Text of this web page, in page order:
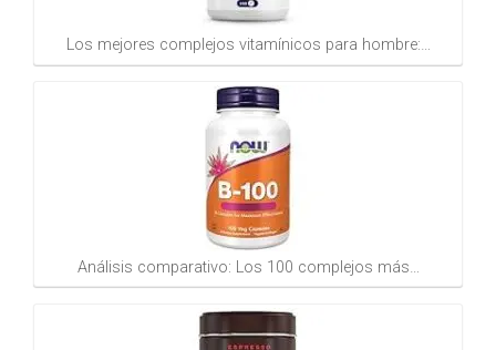
Los mejores complejos vitamínicos para hombre:…
Análisis comparativo: Los 100 complejos más…